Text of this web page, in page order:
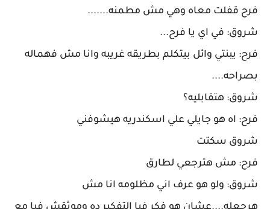
فرح قفلت معاه وهي مش مطمنه.......
شروق: في اي يا فرح...
فرح: يبنتي وائل بيتكلم بطريقه غريبه وانا مش فهماله
بصراحه....
شروق: هتقابليه؟
فرح: اه هو جايلي علي اسكندريه هيشوفني
شروق سكتت
فرح: مش هترجعي لطارق
شروق: ولو هو عرف اني مظلومه انا مش